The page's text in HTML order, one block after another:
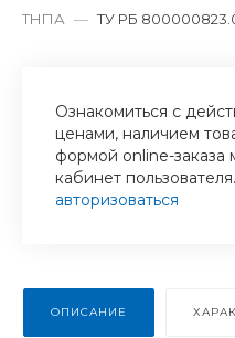
ТНПА — ТУ РБ
Ознакомиться с
ценами, наличием
формой online-
кабинет
авторизоваться
ОПИСАНИЕ